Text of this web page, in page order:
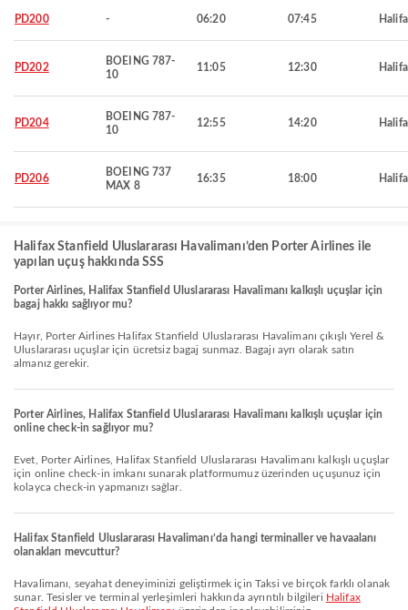
PD200 - 06:20 07:45
PD202
BOEING 787-
10
11:05 12:30
PD204
BOEING 787-
10
12:55 14:20
PD206
BOEING 737
MAX 8
16:35 18:00
Halifax Stanfield Uluslararası Havalimanı’den Porter Airlines ile
yapılan uçuş hakkında SSS
Porter Airlines, Halifax Stanfield Uluslararası Havalimanı kalkışlı uçuşlar için
bagaj hakkı sağlıyor mu?
Hayır, Porter Airlines Halifax Stanfield Uluslararası Havalimanı çıkışlı Yerel &
Uluslararası uçuşlar için ücretsiz bagaj sunmaz. Bagajı ayrı olarak satın
almanız gerekir.
Porter Airlines, Halifax Stanfield Uluslararası Havalimanı kalkışlı uçuşlar için
online check-in sağlıyor mu?
Evet, Porter Airlines, Halifax Stanfield Uluslararası Havalimanı kalkışlı uçuşlar
için online check-in imkanı sunarak platformumuz üzerinden uçuşunuz için
kolayca check-in yapmanızı sağlar.
Halifax Stanfield Uluslararası Havalimanı’da hangi terminaller ve havaalanı
olanakları mevcuttur?
Havalimanı, seyahat deneyiminizi geliştirmek için Taksi ve birçok farklı olanak
sunar. Tesisler ve terminal yerleşimleri hakkında ayrıntılı bilgileri Halifax